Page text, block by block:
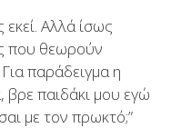
Αλλά ίσως
που θεωρούν
παράδειγμα η
βρε παιδάκι μου εγώ
με τον πρωκτό;”